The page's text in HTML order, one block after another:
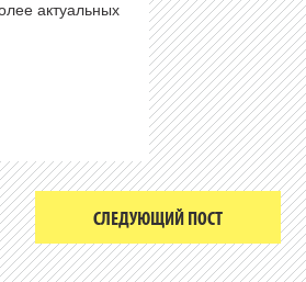
актуальных
СЛЕДУЮЩИЙ ПОСТ